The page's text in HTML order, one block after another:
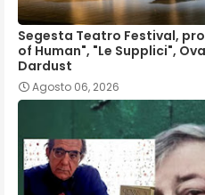
Segesta Teatro Festival,
of Human", "Le Supplici",
Dardust
Agosto 06, 2026